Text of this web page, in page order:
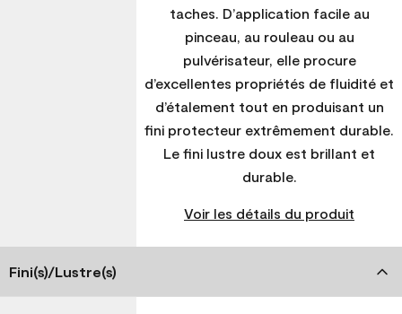
taches. D’application facile au
pinceau, au rouleau ou au
pulvérisateur, elle procure
d’excellentes propriétés de fluidité et
d’étalement tout en produisant un
fini protecteur extrêmement durable.
Le fini lustre doux est brillant et
durable.
Voir les détails du produit
Fini(s)/Lustre(s)